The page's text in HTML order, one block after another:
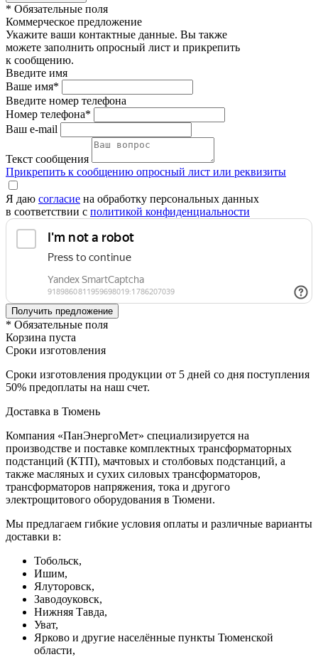
* Обязательные поля
Коммерческое предложение
Укажите ваши контактные данные. Вы также
можете заполнить опросный лист и прикрепить
к сообщению.
Введите имя
Ваше имя*
Введите номер телефона
Номер телефона*
Ваш e-mail
Текст сообщения
Прикрепить к сообщению опросный лист или реквизиты
Я даю согласие на обработку персональных данных
в соответствии с политикой конфиденциальности
* Обязательные поля
Корзина пуста
Сроки изготовления
Сроки изготовления продукции от 5 дней со дня поступления
50% предоплаты на наш счет.
Доставка в Тюмень
Компания «ПанЭнергоМет» специализируется на
производстве и поставке комплектных трансформаторных
подстанций (КТП), мачтовых и столбовых подстанций, а
также масляных и сухих силовых трансформаторов,
трансформаторов напряжения, тока и другого
электрощитового оборудования в Тюмени.
Мы предлагаем гибкие условия оплаты и различные варианты
доставки в:
Тобольск,
Ишим,
Ялуторовск,
Заводоуковск,
Нижняя Тавда,
Уват,
Ярково и другие населённые пункты Тюменской
области,